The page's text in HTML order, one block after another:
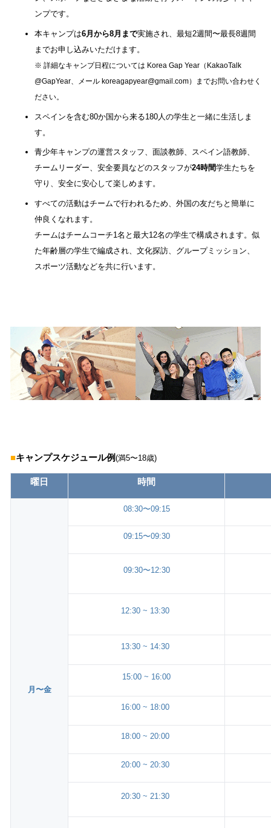
ンプです。
本キャンプは6月から8月まで実施され、最短2週間〜最長8週間
までお申し込みいただけます。
※ 詳細なキャンプ日程については Korea Gap Year（KakaoTalk
@GapYear、メール koreagapyear@gmail.com）までお問い合わせく
ださい。
スペインを含む80か国から来る180人の学生と一緒に生活しま
す。
青少年キャンプの運営スタッフ、面談教師、スペイン語教師、
チームリーダー、安全要員などのスタッフが24時間学生たちを
守り、安全に安心して楽しめます。
すべての活動はチームで行われるため、外国の友だちと簡単に
仲良くなれます。
チームはチームコーチ1名と最大12名の学生で構成されます。似
た年齢層の学生で編成され、文化探訪、グループミッション、
スポーツ活動などを共に行います。
■キャンプスケジュール例 (満5〜18歳)
曜日 時間
月〜金
08:30〜09:15
09:15〜09:30
09:30〜12:30
12:30 ~ 13:30
13:30 ~ 14:30
15:00 ~ 16:00
16:00 ~ 18:00
18:00 ~ 20:00
20:00 ~ 20:30
20:30 ~ 21:30